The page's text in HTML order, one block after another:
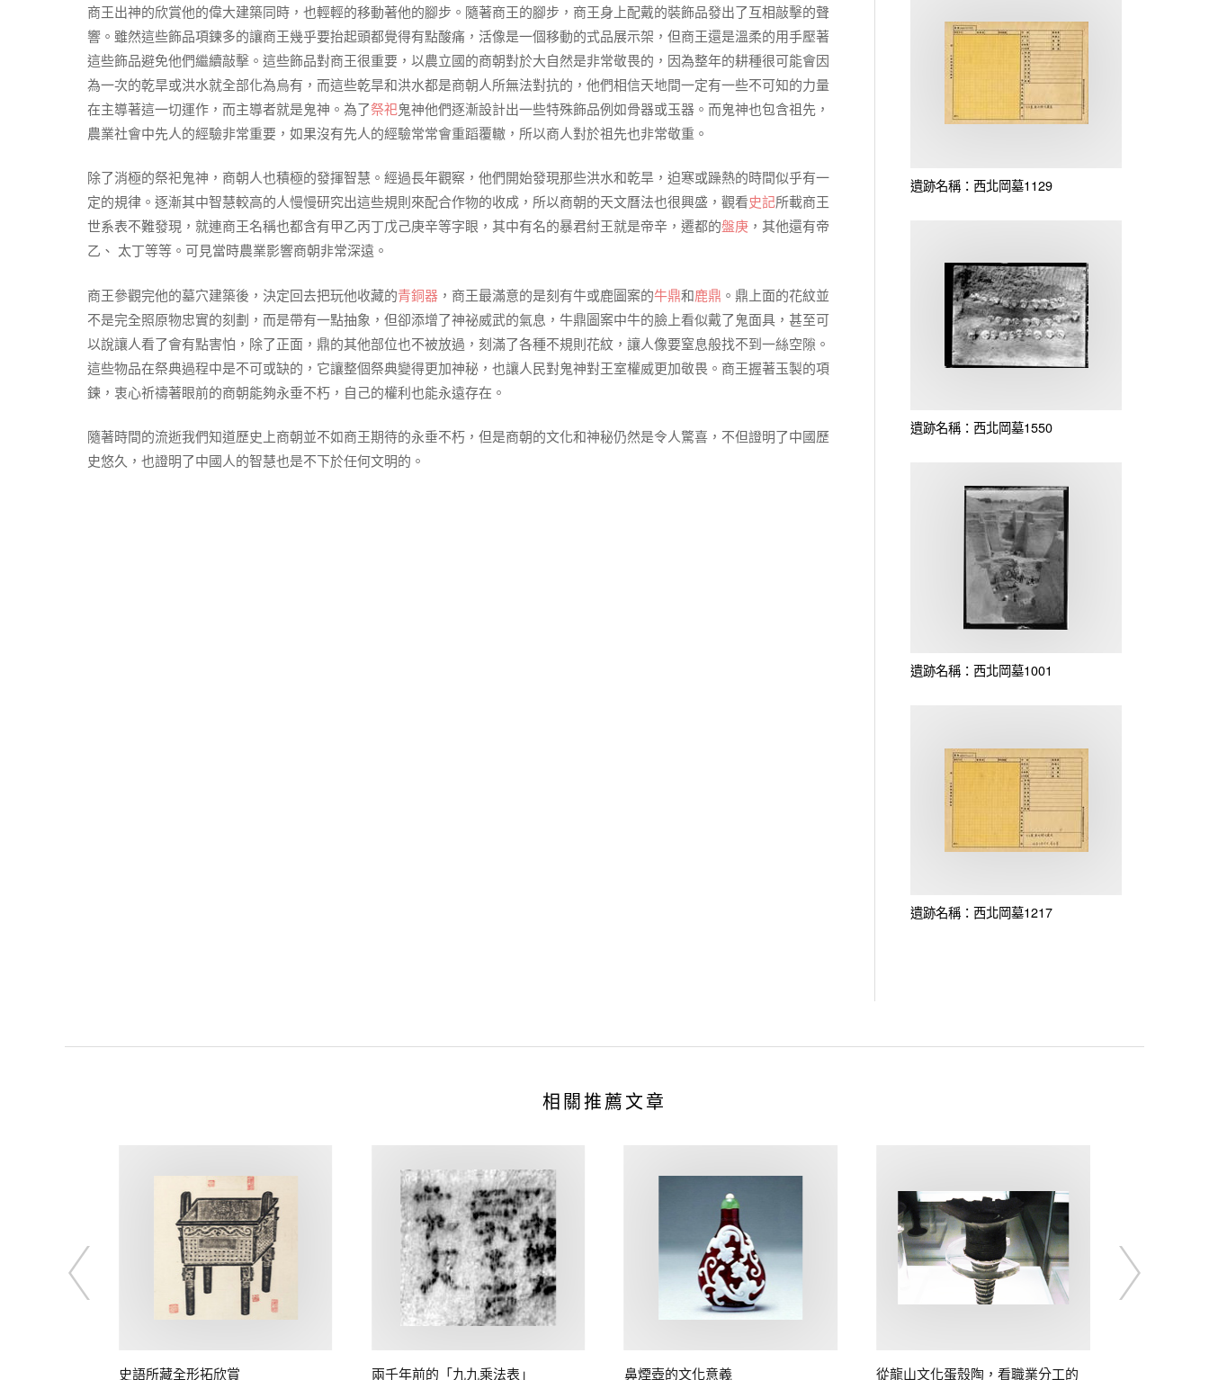
商王出神的欣賞他的偉大建築同時，也輕輕的移動著他的腳步。隨著商王的腳步，商王身上配戴的裝飾品發出了互相敲擊的聲
響。雖然這些飾品項鍊多的讓商王幾乎要抬起頭都覺得有點酸痛，活像是一個移動的式品展示架，但商王還是溫柔的用手壓著
這些飾品避免他們繼續敲擊。這些飾品對商王很重要，以農立國的商朝對於大自然是非常敬畏的，因為整年的耕種很可能會因
為一次的乾旱或洪水就全部化為烏有，而這些乾旱和洪水都是商朝人所無法對抗的，他們相信天地間一定有一些不可知的力量
在主導著這一切運作，而主導者就是鬼神。為了祭祀鬼神他們逐漸設計出一些特殊飾品例如骨器或玉器。而鬼神也包含祖先，
農業社會中先人的經驗非常重要，如果沒有先人的經驗常常會重蹈覆轍，所以商人對於祖先也非常敬重。
除了消極的祭祀鬼神，商朝人也積極的發揮智慧。經過長年觀察，他們開始發現那些洪水和乾旱，迫寒或躁熱的時間似乎有一
定的規律。逐漸其中智慧較高的人慢慢研究出這些規則來配合作物的收成，所以商朝的天文曆法也很興盛，觀看史記所載商王
世系表不難發現，就連商王名稱也都含有甲乙丙丁戊己庚辛等字眼，其中有名的暴君紂王就是帝辛，遷都的盤庚 ，其他還有帝
乙、 太丁等等。可見當時農業影響商朝非常深遠。
商王參觀完他的墓穴建築後，決定回去把玩他收藏的青銅器 ，商王最滿意的是刻有牛或鹿圖案的牛鼎和鹿鼎 。鼎上面的花紋並
不是完全照原物忠實的刻劃，而是帶有一點抽象，但卻添增了神祕威武的氣息，牛鼎圖案中牛的臉上看似戴了鬼面具，甚至可
以說讓人看了會有點害怕，除了正面，鼎的其他部位也不被放過，刻滿了各種不規則花紋，讓人像要窒息般找不到一絲空隙。
這些物品在祭典過程中是不可或缺的，它讓整個祭典變得更加神秘，也讓人民對鬼神對王室權威更加敬畏。商王握著玉製的項
鍊，衷心祈禱著眼前的商朝能夠永垂不朽，自己的權利也能永遠存在。
隨著時間的流逝我們知道歷史上商朝並不如商王期待的永垂不朽，但是商朝的文化和神秘仍然是令人驚喜，不但證明了中國歷
史悠久，也證明了中國人的智慧也是不下於任何文明的。
遺跡名稱：西北岡墓1129
遺跡名稱：西北岡墓1550
遺跡名稱：西北岡墓1001
遺跡名稱：西北岡墓1217
相關推薦文章
史語所藏全形拓欣賞 兩千年前的「九九乘法表」 鼻煙壺的文化意義 從龍山文化蛋殼陶，看職業分工的